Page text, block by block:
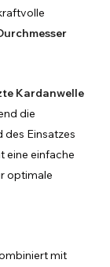
Kardanwelle
die
des Einsatzes
eine einfache
optimale
mit